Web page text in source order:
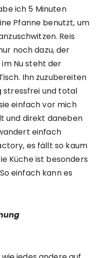
ich 5 Minuten
Pfanne benutzt, um
Reis
noch dazu, der
Nu steht der
Ihn zuzubereiten
stressfrei und total
einfach vor mich
und direkt daneben
einfach
es fällt so kaum
Küche ist besonders
einfach kann es